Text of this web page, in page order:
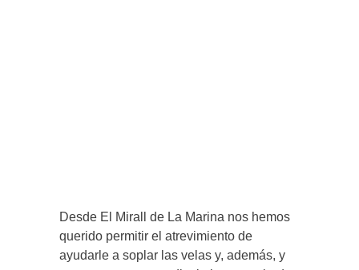
Desde El Mirall de La Marina nos hemos
querido permitir el atrevimiento de
ayudarle a soplar las velas y, además, y